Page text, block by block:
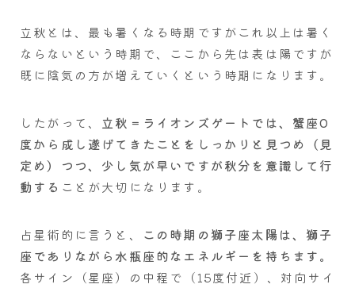
立秋とは、最も暑くなる時期ですがこれ以上は暑く
ならないという時期で、ここから先は表は陽ですが
既に陰気の方が増えていくという時期になります。
したがって、 立秋＝ライオンズゲートでは、蟹座0
度から成し遂げてきたことをしっかりと見つめ（見
定め）つつ、少し気が早いですが秋分を意識して行
動する ことが大切になります。
占星術的に言うと、 この時期の獅子座太陽は、獅子
座でありながら水瓶座的なエネルギーを持ちます。
各サイン（星座）の中程で（15度付近）、対向サイ